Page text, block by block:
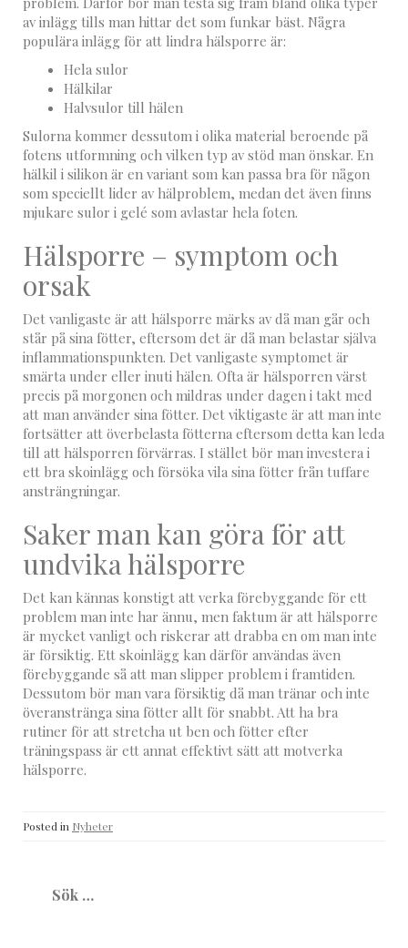
av inlägg tills man hittar det som funkar bäst. Några
populära inlägg för att lindra hälsporre är:
Hela sulor
Hälkilar
Halvsulor till hälen
Sulorna kommer dessutom i olika material beroende på
fotens utformning och vilken typ av stöd man önskar. En
hälkil i silikon är en variant som kan passa bra för någon
som speciellt lider av hälproblem, medan det även finns
mjukare sulor i gelé som avlastar hela foten.
Hälsporre – symptom och
orsak
Det vanligaste är att hälsporre märks av då man går och
står på sina fötter, eftersom det är då man belastar själva
inflammationspunkten. Det vanligaste symptomet är
smärta under eller inuti hälen. Ofta är hälsporren värst
precis på morgonen och mildras under dagen i takt med
att man använder sina fötter. Det viktigaste är att man inte
fortsätter att överbelasta fötterna eftersom detta kan leda
till att hälsporren förvärras. I stället bör man investera i
ett bra skoinlägg och försöka vila sina fötter från tuffare
ansträngningar.
Saker man kan göra för att
undvika hälsporre
Det kan kännas konstigt att verka förebyggande för ett
problem man inte har ännu, men faktum är att hälsporre
är mycket vanligt och riskerar att drabba en om man inte
är försiktig. Ett skoinlägg kan därför användas även
förebyggande så att man slipper problem i framtiden.
Dessutom bör man vara försiktig då man tränar och inte
överanstränga sina fötter allt för snabbt. Att ha bra
rutiner för att stretcha ut ben och fötter efter
träningspass är ett annat effektivt sätt att motverka
hälsporre.
Posted in Nyheter
efter: